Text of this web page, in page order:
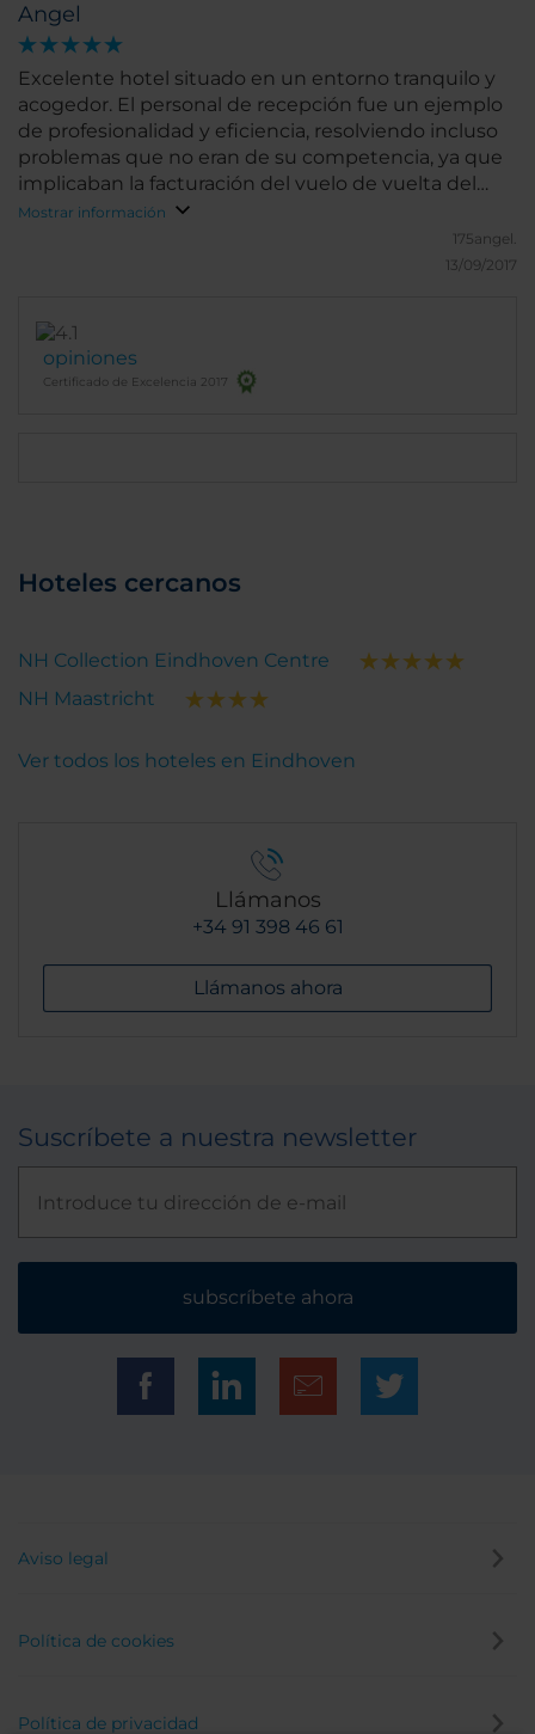
Angel
Excelente hotel situado en un entorno tranquilo y
acogedor. El personal de recepción fue un ejemplo
de profesionalidad y eficiencia, resolviendo incluso
problemas que no eran de su competencia, ya que
implicaban la facturación del vuelo de vuelta del
siguiente día. En todo momento el trato fue
impecable, cortés y amistoso, y su eficacia solventó
Mostrar información
175angel.
13/09/2017
opiniones
Certificado de Excelencia 2017
Hoteles cercanos
NH Collection Eindhoven Centre
NH Maastricht
Ver todos los hoteles en Eindhoven
Llámanos
+34 91 398 46 61
Llámanos ahora
Suscríbete a nuestra newsletter
subscríbete ahora
Aviso legal
Política de cookies
Política de privacidad